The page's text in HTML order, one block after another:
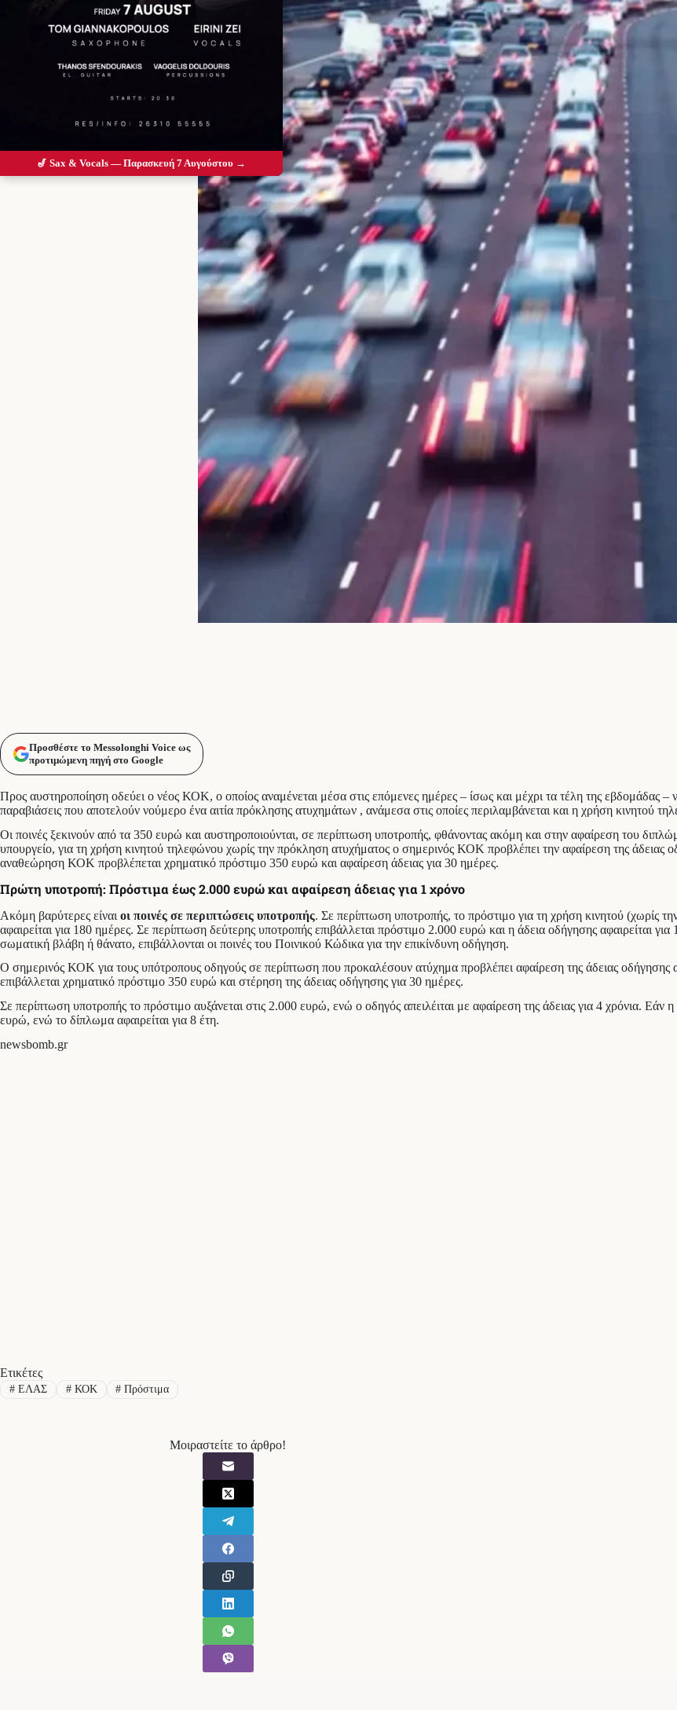
Προσθέστε το Messolonghi Voice ως
προτιμώμενη πηγή στο Google
Προς αυστηροποίηση οδεύει ο νέος ΚΟΚ, ο οποίος αναμένεται μέσα στις επόμενες ημέρες – ίσως και μέχρι τα τέλη της εβδομάδας
παραβιάσεις που αποτελούν νούμερο ένα αιτία πρόκλησης ατυχημάτων , ανάμεσα στις οποίες περιλαμβάνεται και η χρήση κινητού
Οι ποινές ξεκινούν από τα 350 ευρώ και αυστηροποιούνται, σε περίπτωση υποτροπής, φθάνοντας ακόμη και στην αφαίρεση του
υπουργείο, για τη χρήση κινητού τηλεφώνου χωρίς την πρόκληση ατυχήματος ο σημερινός ΚΟΚ προβλέπει την αφαίρεση της
αναθεώρηση ΚΟΚ προβλέπεται χρηματικό πρόστιμο 350 ευρώ και αφαίρεση άδειας για 30 ημέρες.
Πρώτη υποτροπή: Πρόστιμα έως 2.000 ευρώ και αφαίρεση άδειας για 1 χρόνο
Ακόμη βαρύτερες είναι οι ποινές σε περιπτώσεις υποτροπής. Σε περίπτωση υποτροπής, το πρόστιμο για τη χρήση κινητού (χωρίς
αφαιρείται για 180 ημέρες. Σε περίπτωση δεύτερης υποτροπής επιβάλλεται πρόστιμο 2.000 ευρώ και η άδεια οδήγησης αφαιρείται
σωματική βλάβη ή θάνατο, επιβάλλονται οι ποινές του Ποινικού Κώδικα για την επικίνδυνη οδήγηση.
Ο σημερινός ΚΟΚ για τους υπότροπους οδηγούς σε περίπτωση που προκαλέσουν ατύχημα προβλέπει αφαίρεση της άδειας οδήγησης
επιβάλλεται χρηματικό πρόστιμο 350 ευρώ και στέρηση της άδειας οδήγησης για 30 ημέρες.
Σε περίπτωση υποτροπής το πρόστιμο αυξάνεται στις 2.000 ευρώ, ενώ ο οδηγός απειλέιται με αφαίρεση της άδειας για 4 χρόνια. Εάν
ευρώ, ενώ το δίπλωμα αφαιρείται για 8 έτη.
newsbomb.gr
Ετικέτες
#ΕΛΑΣ #ΚΟΚ # Πρόστιμα
Μοιραστείτε το άρθρο!
🎷 Sax & Vocals — Παρασκευή 7 Αυγούστου →